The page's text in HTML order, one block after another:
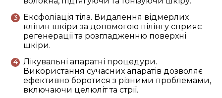
Ексфоліація тіла. Видалення відмерлих
клітин шкіри за допомогою пілінгу сприяє
регенерації та розгладженню поверхні
шкіри.
Лікувальні апаратні процедури.
Використання сучасних апаратів дозволяє
ефективно боротися з різними проблемами,
включаючи целюліт та стрії.